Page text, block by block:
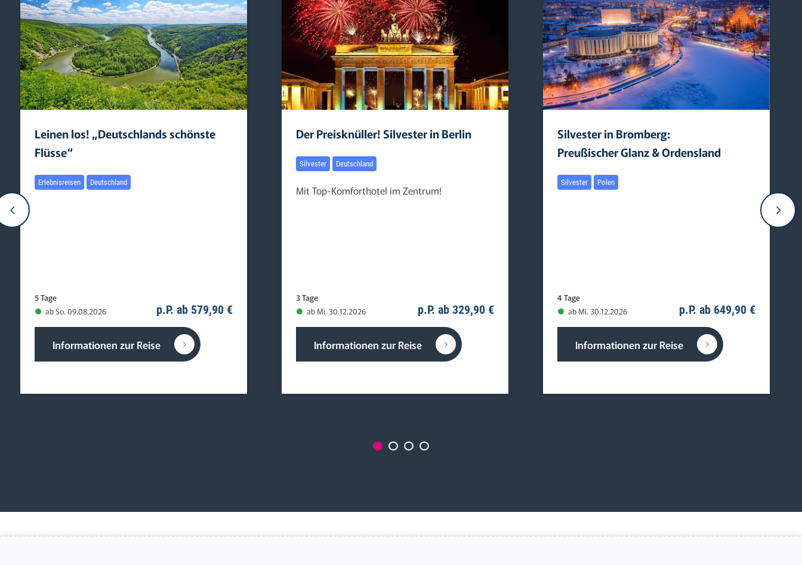
Leinen los! „Deutschlands schönste
Flüsse“
Erlebnisreisen Deutschland
5 Tage
ab So. 09.08.2026
p.P. ab 579,90 €
Informationen zur Reise
Der Preisknüller! Silvester in Berlin
Silvester Deutschland
Mit Top-Komforthotel im Zentrum!
3 Tage
ab Mi. 30.12.2026
p.P. ab 329,90 €
Informationen zur Reise
Silvester in Bromberg:
Preußischer Glanz & Ordensland
Silvester Polen
4 Tage
ab Mi. 30.12.2026
p.P. ab 649,90 €
Informationen zur Reise